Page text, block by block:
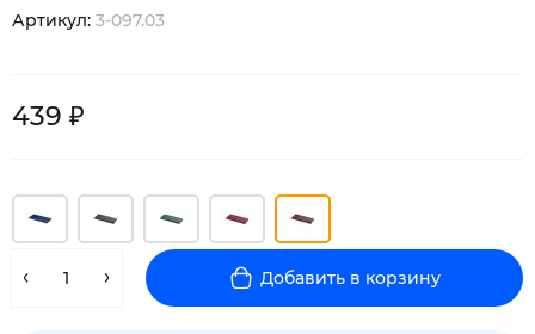
Артикул: 3-097.03
439 ₽
Добавить в корзину